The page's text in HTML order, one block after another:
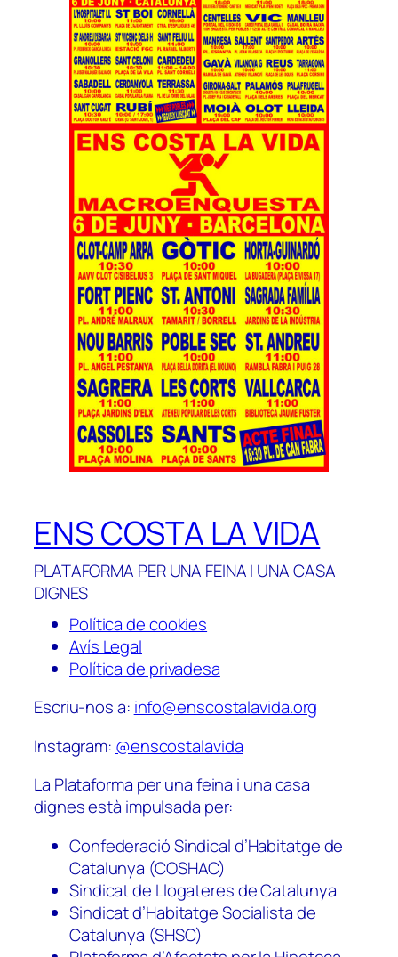
ENS COSTA LA VIDA
PLATAFORMA PER UNA FEINA I UNA CASA
DIGNES
Política de cookies
Avís Legal
Política de privadesa
Escriu-nos a: info@enscostalavida.org
Instagram: @enscostalavida
La Plataforma per una feina i una casa
dignes està impulsada per:
Confederació Sindical d’Habitatge de
Catalunya (COSHAC)
Sindicat de Llogateres de Catalunya
Sindicat d’Habitatge Socialista de
Catalunya (SHSC)